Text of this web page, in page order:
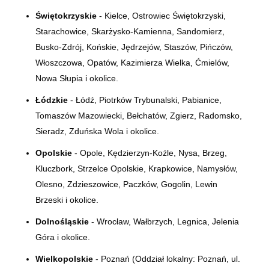
Świętokrzyskie- Kielce, Ostrowiec Świętokrzyski,
Starachowice, Skarżysko-Kamienna, Sandomierz,
Busko-Zdrój, Końskie, Jędrzejów, Staszów, Pińczów,
Włoszczowa, Opatów, Kazimierza Wielka, Ćmielów,
Nowa Słupia i okolice.
Łódzkie- Łódź, Piotrków Trybunalski, Pabianice,
Tomaszów Mazowiecki, Bełchatów, Zgierz, Radomsko,
Sieradz, Zduńska Wola i okolice.
Opolskie- Opole, Kędzierzyn-Koźle, Nysa, Brzeg,
Kluczbork, Strzelce Opolskie, Krapkowice, Namysłów,
Olesno, Zdzieszowice, Paczków, Gogolin, Lewin
Brzeski i okolice.
Dolnośląskie- Wrocław, Wałbrzych, Legnica, Jelenia
Góra i okolice.
Wielkopolskie- Poznań (Oddział lokalny: Poznań, ul.